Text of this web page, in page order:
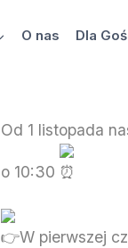
O nas Dla
Od 1 listopada
o 10:30
W pierwszej